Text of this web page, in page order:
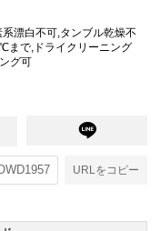
漂白不可,タンブル乾燥不
まで,ドライクリーニング
グ可
URLをコピー